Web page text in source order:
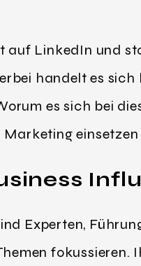
auf LinkedIn und
handelt es
es sich bei
Experten,